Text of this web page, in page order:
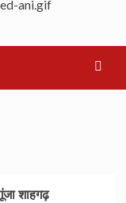
शाहगढ़